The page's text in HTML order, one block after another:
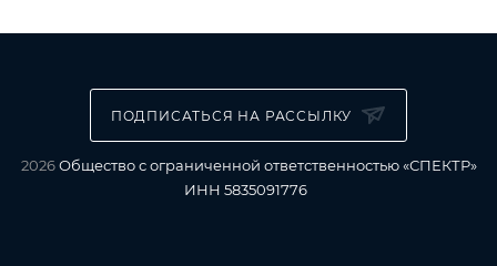
ПОДПИСАТЬСЯ НА РАССЫЛКУ
2026Общество с ограниченной ответственностью «СПЕКТР»
ИНН 5835091776